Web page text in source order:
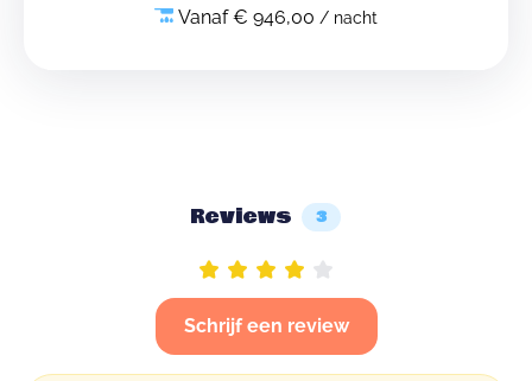
Vanaf € 946,00 / nacht
Reviews 3
Schrijf een review